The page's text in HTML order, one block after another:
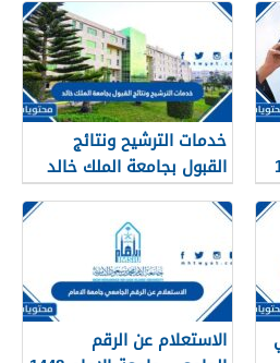
خدمات الترشيح ونتائج
القبول بجامعة الملك خالد
1448
الاستعلام عن الرقم